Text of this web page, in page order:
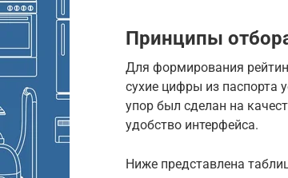
Принципы
Для формирования
сухие цифры из паспорта
упор был сделан на
удобство интерфейса.
Ниже представлена